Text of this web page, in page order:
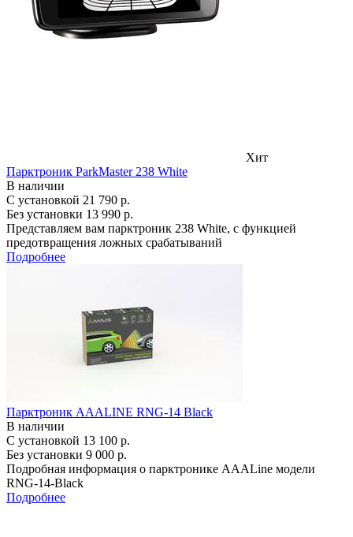
Хит
Парктроник ParkMaster 238 White
В наличии
С установкой 21 790 р.
Без установки 13 990 р.
Представляем вам парктроник 238 White, с функцией
предотвращения ложных срабатываний
Подробнее
Парктроник AAALINE RNG-14 Black
В наличии
С установкой 13 100 р.
Без установки 9 000 р.
Подробная информация о парктронике AAALine модели
RNG-14-Black
Подробнее